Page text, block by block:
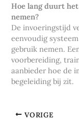
Hoe lang duurt
nemen?
De invoeringstijd
eenvoudig
gebruik nemen.
voorbereiding,
aanbieder hoe de
begeleiding bij zit.
VORIGE